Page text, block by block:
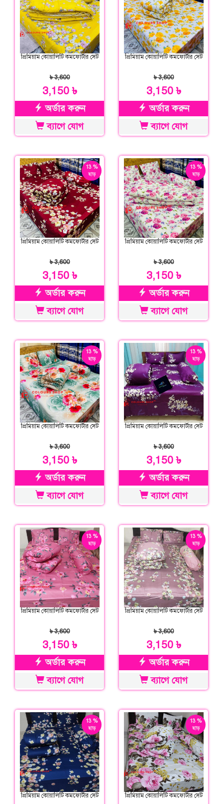
প্রিমিয়াম কোয়ালিটি কমফোর্টার সেট
৳ 3,600
3,150 ৳
অর্ডার করুন
ব্যাগে যোগ
প্রিমিয়াম কোয়ালিটি কমফোর্টার সেট
৳ 3,600
3,150 ৳
অর্ডার করুন
ব্যাগে যোগ
13 %
ছাড়
প্রিমিয়াম কোয়ালিটি কমফোর্টার সেট
৳ 3,600
3,150 ৳
অর্ডার করুন
ব্যাগে যোগ
13 %
ছাড়
প্রিমিয়াম কোয়ালিটি কমফোর্টার সেট
৳ 3,600
3,150 ৳
অর্ডার করুন
ব্যাগে যোগ
13 %
ছাড়
প্রিমিয়াম কোয়ালিটি কমফোর্টার সেট
৳ 3,600
3,150 ৳
অর্ডার করুন
ব্যাগে যোগ
13 %
ছাড়
প্রিমিয়াম কোয়ালিটি কমফোর্টার সেট
৳ 3,600
3,150 ৳
অর্ডার করুন
ব্যাগে যোগ
13 %
ছাড়
প্রিমিয়াম কোয়ালিটি কমফোর্টার সেট
৳ 3,600
3,150 ৳
অর্ডার করুন
ব্যাগে যোগ
13 %
ছাড়
প্রিমিয়াম কোয়ালিটি কমফোর্টার সেট
৳ 3,600
3,150 ৳
অর্ডার করুন
ব্যাগে যোগ
13 %
ছাড়
প্রিমিয়াম কোয়ালিটি কমফোর্টার সেট
13 %
ছাড়
প্রিমিয়াম কোয়ালিটি কমফোর্টার সেট